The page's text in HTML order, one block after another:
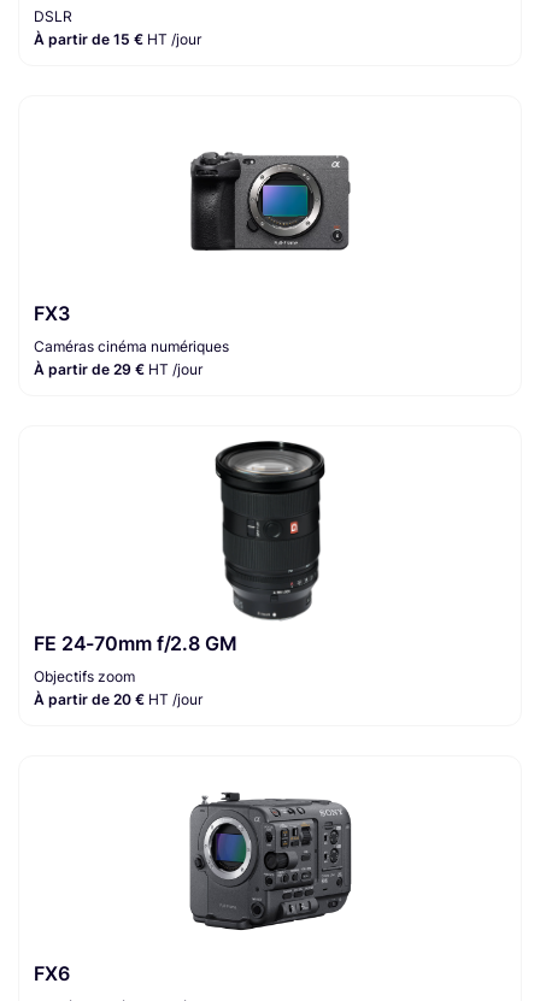
DSLR
À partir de 15 € HT /jour
FX3
Caméras cinéma numériques
À partir de 29 € HT /jour
FE 24-70mm f/2.8 GM
Objectifs zoom
À partir de 20 € HT /jour
FX6